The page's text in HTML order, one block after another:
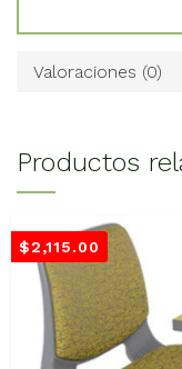
Valoraciones (0)
Productos
$2,115.00